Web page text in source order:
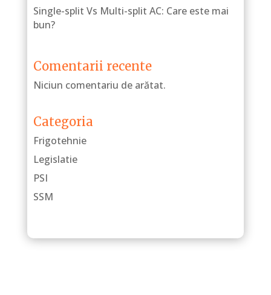
Single-split Vs Multi-split AC: Care este mai
bun?
Comentarii recente
Niciun comentariu de arătat.
Categoria
Frigotehnie
Legislatie
PSI
SSM